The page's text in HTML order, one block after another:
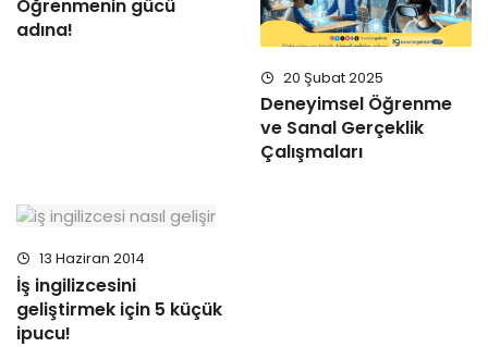
Öğrenmenin gücü
adına!
20 Şubat 2025
Deneyimsel Öğrenme
ve Sanal Gerçeklik
Çalışmaları
13 Haziran 2014
İş ingilizcesini
geliştirmek için 5 küçük
ipucu!